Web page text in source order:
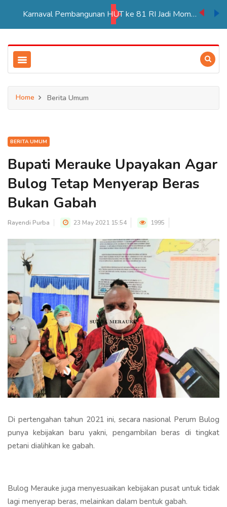
Karnaval Pembangunan HUT ke 81 RI Jadi Momentum Perkuat Persatuan di Merauke
Home Berita Umum
BERITA UMUM
Bupati Merauke Upayakan Agar
Bulog Tetap Menyerap Beras
Bukan Gabah
Rayendi Purba 23 May 2021 15:54 1995
Di pertengahan tahun 2021 ini, secara nasional Perum Bulog
punya kebijakan baru yakni, pengambilan beras di tingkat
petani dialihkan ke gabah.
Bulog Merauke juga menyesuaikan kebijakan pusat untuk tidak
lagi menyerap beras, melainkan dalam bentuk gabah.